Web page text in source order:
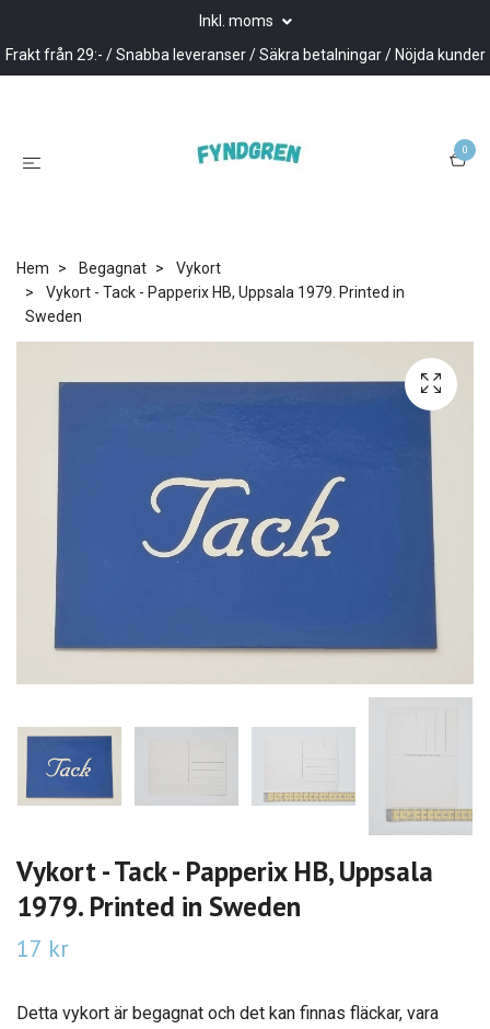
Inkl. moms
Frakt från 29:- / Snabba leveranser / Säkra betalningar / Nöjda kunder
0
Hem Begagnat
Vykort
Vykort - Tack - Papperix HB, Uppsala 1979. Printed in
Sweden
Vykort - Tack - Papperix HB, Uppsala
1979. Printed in Sweden
17 kr
Detta vykort är begagnat och det kan finnas fläckar, vara